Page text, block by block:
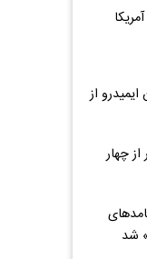
از
چهار
شد